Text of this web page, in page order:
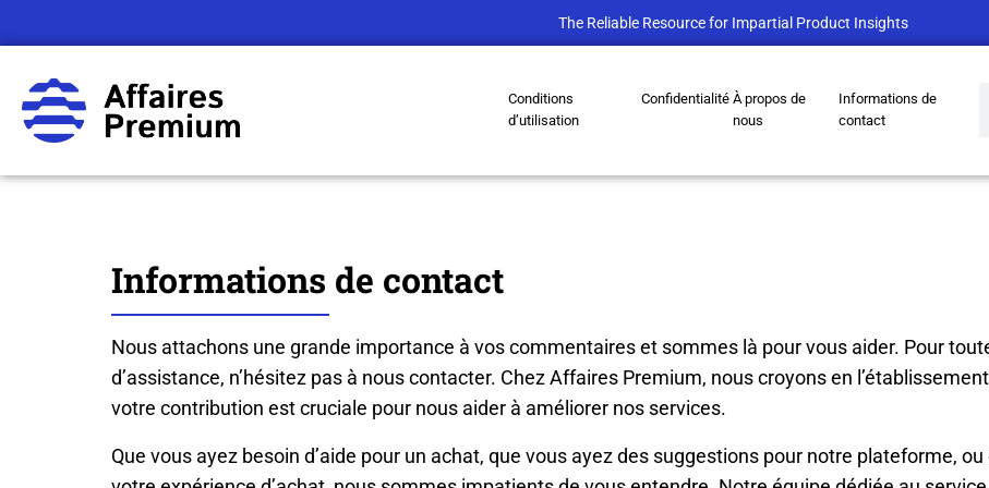
The Reliable Resource for Impartial Product Insights
Conditions
d’utilisation
Confidentialité À propos de
nous
Informations de
contact
Informations de contact
Nous attachons une grande importance à vos commentaires et sommes là pour vous aider. Pour
d’assistance, n’hésitez pas à nous contacter. Chez Affaires Premium, nous croyons en
votre contribution est cruciale pour nous aider à améliorer nos services.
Que vous ayez besoin d’aide pour un achat, que vous ayez des suggestions pour notre plateforme,